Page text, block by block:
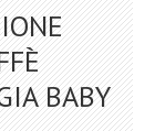
BABY